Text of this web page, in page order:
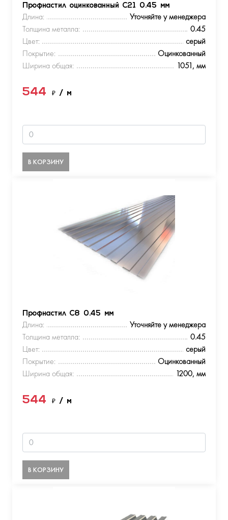
Профнастил оцинкованный С21 0.45 мм
Длина:
Уточняйте у менеджера
Толщина металла:
0.45
Цвет:
серый
Покрытие:
Оцинкованный
Ширина общая:
1051, мм
544 ₽ / м
В КОРЗИНУ
Профнастил С8 0.45 мм
Длина:
Уточняйте у менеджера
Толщина металла:
0.45
Цвет:
серый
Покрытие:
Оцинкованный
Ширина общая:
1200, мм
544 ₽ / м
В КОРЗИНУ